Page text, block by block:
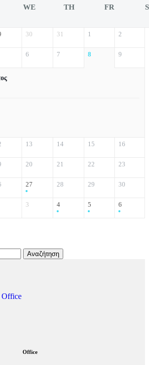
WE TH FR
30 31 1 2
6 7 8 9
13 14 15 16
20 21 22 23
27 28 29 30
3 4 5 6
Office